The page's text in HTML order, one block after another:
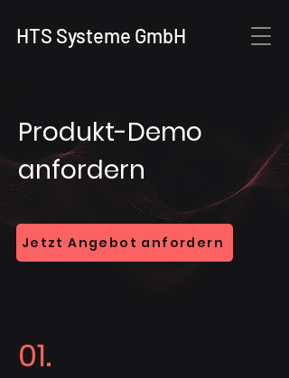
HTS Systeme GmbH
Produkt-Demo
anfordern
Jetzt Angebot anfordern
01.